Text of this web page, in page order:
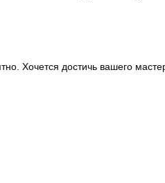
Хочется достичь вашего